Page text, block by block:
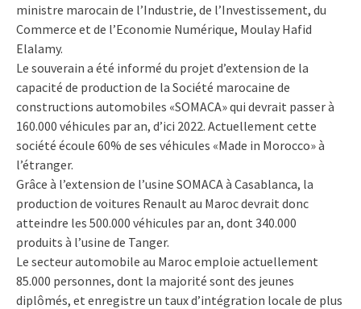
ministre marocain de l’Industrie, de l’Investissement, du
Commerce et de l’Economie Numérique, Moulay Hafid
Elalamy.
Le souverain a été informé du projet d’extension de la
capacité de production de la Société marocaine de
constructions automobiles «SOMACA» qui devrait passer à
160.000 véhicules par an, d’ici 2022. Actuellement cette
société écoule 60% de ses véhicules «Made in Morocco» à
l’étranger.
Grâce à l’extension de l’usine SOMACA à Casablanca, la
production de voitures Renault au Maroc devrait donc
atteindre les 500.000 véhicules par an, dont 340.000
produits à l’usine de Tanger.
Le secteur automobile au Maroc emploie actuellement
85.000 personnes, dont la majorité sont des jeunes
diplômés, et enregistre un taux d’intégration locale de plus